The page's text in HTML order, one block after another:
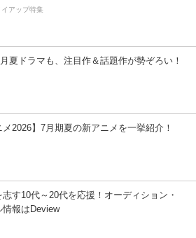
イアップ特集
夏ドラマも、注目作＆話題作が勢ぞろい！
メ2026】7月期夏の新アニメを一挙紹介！
す10代～20代を応援！オーディション・
情報はDeview